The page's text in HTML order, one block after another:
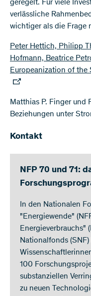
geregelt. Für viele
verlässliche
wichtiger als die Frage
Peter Hettich, Philipp
Hofmann, Beatrice
Europeanization of the
Matthias P. Finger und
Beziehungen unter
Kontakt
NFP 70 und 71:
In den Nationalen
"Energiewende"
Energieverbrauchs"
Nationalfonds
100
substanziellen
zu neuen